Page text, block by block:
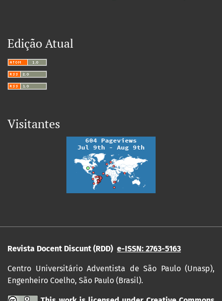
Edição Atual
Visitantes
Revista Docent Discunt (RDD) e-ISSN: 2763-5163
Centro Universitário Adventista de São Paulo (Unasp),
Engenheiro Coelho, São Paulo (Brasil).